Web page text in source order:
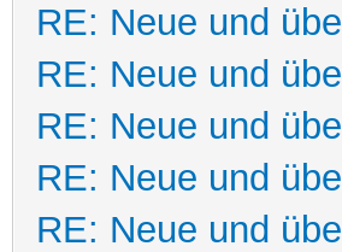
RE: Neue und
RE: Neue und
RE: Neue und
RE: Neue und
RE: Neue und